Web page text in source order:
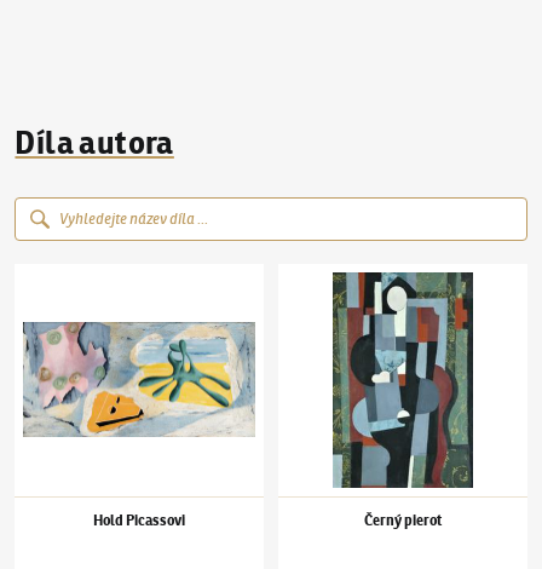
Díla autora
Hold Picassovi
Jindřich Štyrský(1899–1942)Černý pierot
Černý pierot